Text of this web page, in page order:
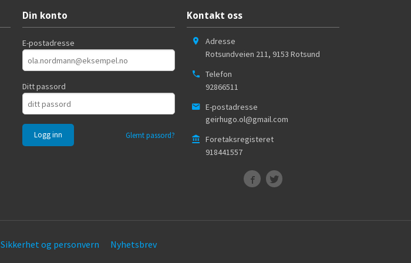
Din konto
E-postadresse
Ditt passord
Glemt passord?
Kontakt oss
Adresse
Rotsundveien 211, 9153 Rotsund
Telefon
92866511
E-postadresse
geirhugo.ol@gmail.com
Foretaksregisteret
918441557
Sikkerhet og personvern Nyhetsbrev